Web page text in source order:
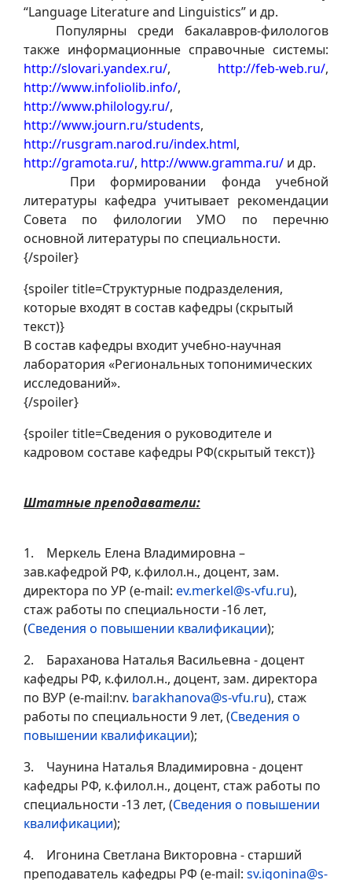
“Language Literature and Linguistics” и др.
Популярны среди бакалавров-филологов
также информационные справочные системы:
http://slovari.yandex.ru/, http://feb-web.ru/,
http://www.infoliolib.info/,
http://www.philology.ru/,
http://www.journ.ru/students,
http://rusgram.narod.ru/index.html,
http://gramota.ru/, http://www.gramma.ru/ и др.
При формировании фонда учебной
литературы кафедра учитывает рекомендации
Совета по филологии УМО по перечню
основной литературы по специальности.
{/spoiler}
{spoiler title=Структурные подразделения,
которые входят в состав кафедры (скрытый
текст)}
В состав кафедры входит учебно-научная
лаборатория «Региональных топонимических
исследований».
{/spoiler}
{spoiler title=Сведения о руководителе и
кадровом составе кафедры РФ(скрытый текст)}
Штатные преподаватели:
1. Меркель Елена Владимировна –
зав.кафедрой РФ, к.филол.н., доцент, зам.
директора по УР (e-mail: ev.merkel@s-vfu.ru),
стаж работы по специальности -16 лет,
(Сведения о повышении квалификации);
2. Бараханова Наталья Васильевна - доцент
кафедры РФ, к.филол.н., доцент, зам. директора
по ВУР (e-mail:nv. barakhanova@s-vfu.ru), стаж
работы по специальности 9 лет, (Сведения о
повышении квалификации);
3. Чаунина Наталья Владимировна - доцент
кафедры РФ, к.филол.н., доцент, стаж работы по
специальности -13 лет, (Сведения о повышении
квалификации);
4. Игонина Светлана Викторовна - старший
преподаватель кафедры РФ (e-mail: sv.igonina@s-